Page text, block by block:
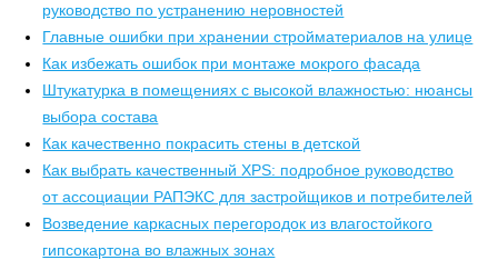
руководство по устранению неровностей
Главные ошибки при хранении стройматериалов на улице
Как избежать ошибок при монтаже мокрого фасада
Штукатурка в помещениях с высокой влажностью: нюансы
выбора состава
Как качественно покрасить стены в детской
Как выбрать качественный XPS: подробное руководство
от ассоциации РАПЭКС для застройщиков и потребителей
Возведение каркасных перегородок из влагостойкого
гипсокартона во влажных зонах